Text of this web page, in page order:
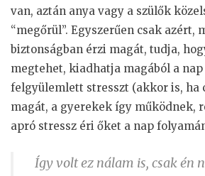
van, aztán anya vagy a szülők
“megőrül”. Egyszerűen csak azért,
biztonságban érzi magát, tudja,
megtehet, kiadhatja magából a
felgyülemlett stresszt (akkor is, ha
magát, a gyerekek így működnek,
apró stressz éri őket a nap
Így volt ez nálam is, csak én